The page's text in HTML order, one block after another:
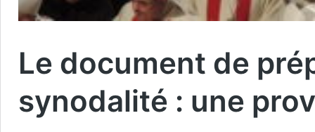
Le document de
synodalité : une